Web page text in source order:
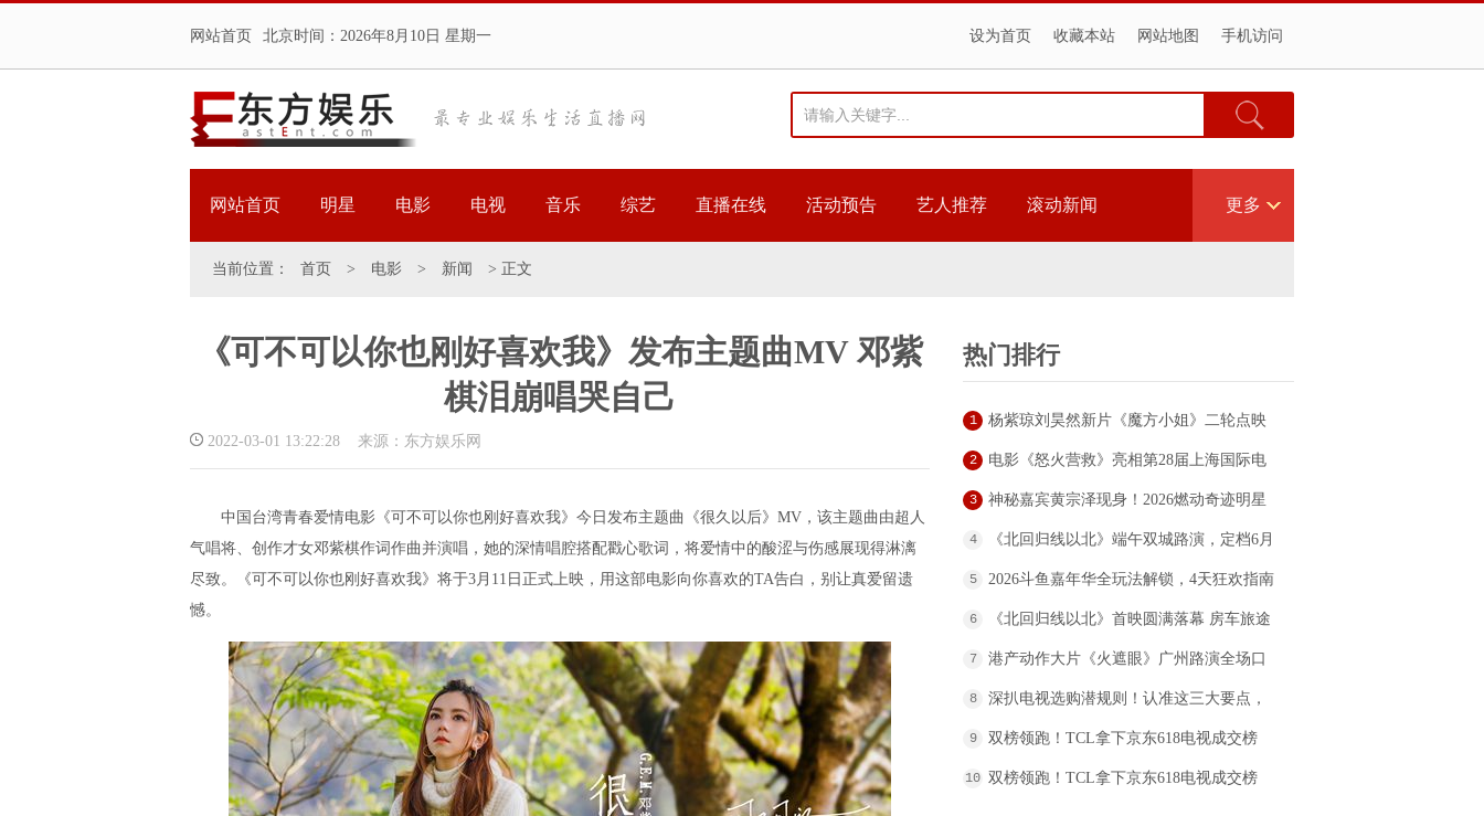
网站首页 北京时间： 2026年8月10日 星期一 设为首页 收藏本站 网站地图 手机访问
网站首页 明星 电影 电视 音乐 综艺 直播在线 活动预告 艺人推荐 滚动新闻 更多
当前位置： 首页 > 电影 > 新闻 > 正文
《可不可以你也刚好喜欢我》发布主题曲MV 邓紫
棋泪崩唱哭自己
2022-03-01 13:22:28 来源：东方娱乐网
中国台湾青春爱情电影《可不可以你也刚好喜欢我》今日发布主题曲《很久以后》MV，该主题曲由超人
气唱将、创作才女邓紫棋作词作曲并演唱，她的深情唱腔搭配戳心歌词，将爱情中的酸涩与伤感展现得淋漓
尽致。《可不可以你也刚好喜欢我》将于3月11日正式上映，用这部电影向你喜欢的TA告白，别让真爱留遗
憾。
热门排行
1
杨紫琼刘昊然新片《魔方小姐》二轮点映
高燃开启 打破年龄偏见重塑无限可能
2
电影《怒火营救》亮相第28届上海国际电
影节！导演王清亭、功夫女星母其弥雅红
3
神秘嘉宾黄宗泽现身！2026燃动奇迹明星
篮球赛点燃“全民迎省运”热潮
4
《北回归线以北》端午双城路演，定档6月
26日奔赴山海
5
2026斗鱼嘉年华全玩法解锁，4天狂欢指南
请收好
6
《北回归线以北》首映圆满落幕 房车旅途
解锁人生百态
7
港产动作大片《火遮眼》广州路演全场口
碑爆棚
8
深扒电视选购潜规则！认准这三大要点，
再也不被坑
9
双榜领跑！TCL拿下京东618电视成交榜
TOP1，T7M Pro登顶抖音单品榜
10 双榜领跑！TCL拿下京东618电视成交榜